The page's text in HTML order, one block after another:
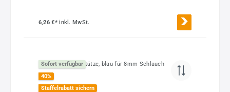
6,26 €*inkl. MwSt.
Sofort verfügbar
40%
Staffelrabatt sichern